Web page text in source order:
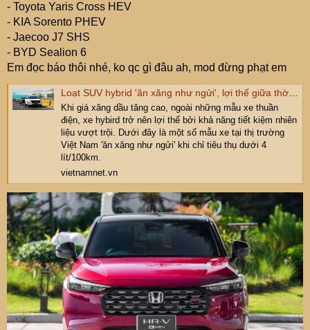
- Toyota Yaris Cross HEV
- KIA Sorento PHEV
- Jaecoo J7 SHS
- BYD Sealion 6
Em đọc báo thôi nhé, ko qc gì đâu ah, mod đừng phạt em
Loạt SUV hybrid 'ăn xăng như ngửi', lợi thế giữa thời giá xăng tăng cao
Khi giá xăng dầu tăng cao, ngoài những mẫu xe thuần
điện, xe hybird trở nên lợi thế bởi khả năng tiết kiệm nhiên
liệu vượt trội. Dưới đây là một số mẫu xe tại thị trường
Việt Nam 'ăn xăng như ngửi' khi chỉ tiêu thụ dưới 4
lít/100km.
vietnamnet.vn